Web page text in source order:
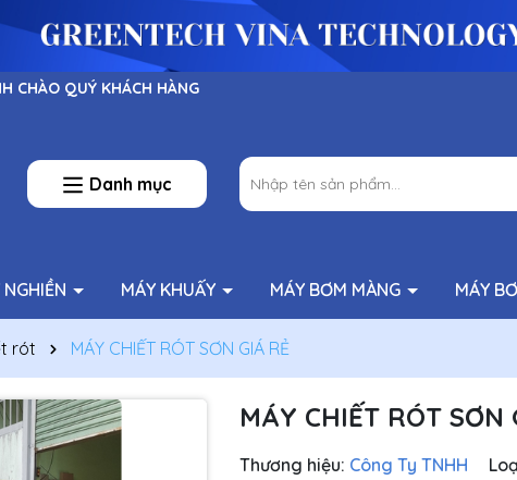
CHÀO QUÝ KHÁCH HÀNG
Danh mục
NGHIỀN MÁY KHUẤY MÁY BƠM MÀNG MÁY
rót MÁY CHIẾT RÓT SƠN GIÁ RẺ
MÁY CHIẾT RÓT SƠN
Thương hiệu: Công Ty TNHH